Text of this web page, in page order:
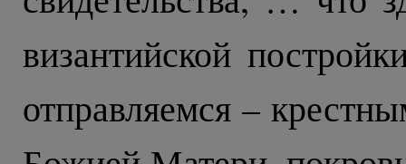
византийской
отправляемся –